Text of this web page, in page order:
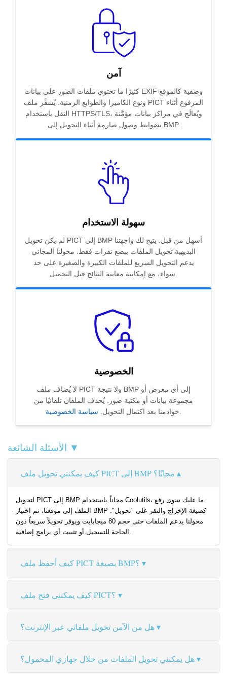
آمن
كثيرًا ما تحتوي ملفات الصور على بيانات EXIF وصفية كالموقع
ونوع الكاميرا والطوابع الزمنية. يُشفَّر ملف PICT المرفوع أثناء
النقل باستخدام HTTPS/TLS، ويُعالَج في مراكز بيانات مؤمَّنة
بضوابط وصول صارمة أثناء التحويل إلى BMP.
سهولة الاستخدام
لم يكن تحويل PICT إلى BMP أسهل من قبل. يتيح لك واجهتنا
البديهية تحويل الملفات ببضع نقرات فقط. محولنا المجاني
يدعم التحويل السريع للملفات الكبيرة والصغيرة على حد
سواء، مع إمكانية معاينة النتائج قبل التحميل.
الخصوصية
لا يُضاف ملف PICT ولا نتيجة BMP إلى أي معرض أو
مجموعة بيانات أو مكتبة صور. يُحذف الملفان تلقائيًا من
خوادمنا بعد اكتمال التحويل. سياسة الخصوصية .
الأسئلة الشائعة ▼
كيف يمكنني تحويل ملف PICT إلى BMP مجانًا؟
لتحويل PICT إلى BMP مجاناً باستخدام Coolutils، ما عليك سوى رفع
الملف إلى موقعنا، ثم اختيار BMP كصيغة الإخراج والنقر على "تحويل".
محولنا يدعم الملفات حتى حجم 80 ميجابايت ويوفر تحويلاً سريعاً دون
الحاجة للتسجيل أو تثبيت أي برامج إضافية.
كيف أحفظ ملف PICT بصيغة BMP؟
كيف يمكنني فتح ملف PICT؟
هل من الآمن تحويل ملفاتي عبر الإنترنت؟
هل يمكنني تحويل الملفات من خلال جهازي المحمول؟